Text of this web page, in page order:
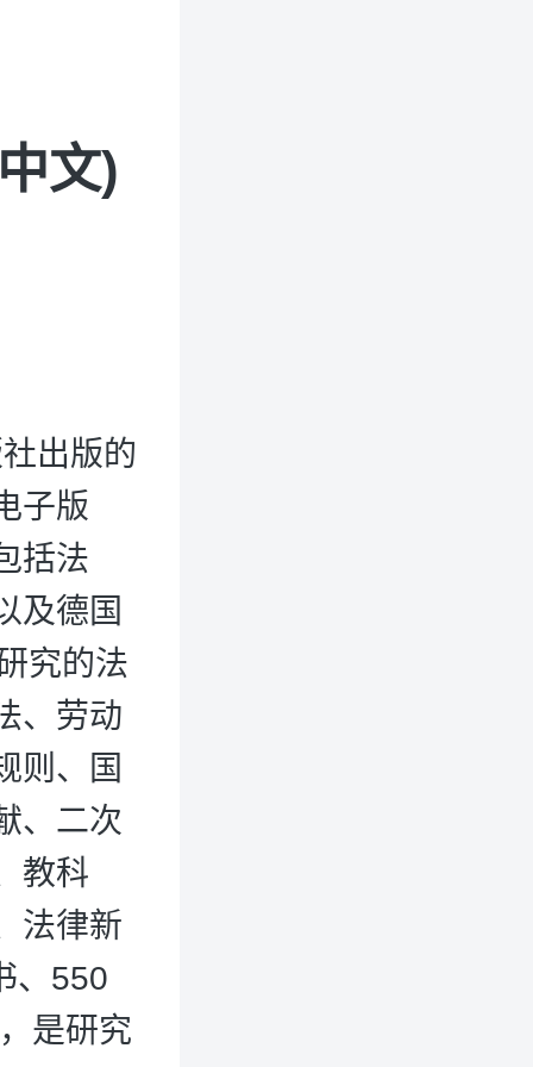
文)
出版的
子版
括法
及德国
究的法
、劳动
则、国
、二次
教科
法律新
、550
是研究